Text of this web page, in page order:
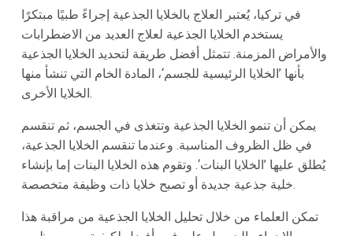
في تركيا، يُعتبر العلاج بالخلايا الجذعية إجراءً طبيًا مبتكرًا
يستخدم الخلايا الجذعية لعلاج العديد من الاضطرابات
والأمراض المزمنة. تتمثل أفضل طريقة لتحديد الخلايا الجذعية
بأنها ’الخلايا الرئيسية للجسم‘، المادة الخام التي تنشأ منها
الخلايا الأخرى.
يمكن أن تنمو الخلايا الجذعية وتتغذى في الجسم، ثم تنقسم
في ظل الظروف المناسبة. وعندما تنقسم الخلايا الجذعية،
يُطلق عليها ’الخلايا البنات‘. وتقوم هذه الخلايا البنات إما بإنشاء
خلية جذعية جديدة أو تصبح خلايا ذات وظيفة متخصصة.
تمكن العلماء من خلال تحليل الخلايا الجذعية من مراقبة هذا